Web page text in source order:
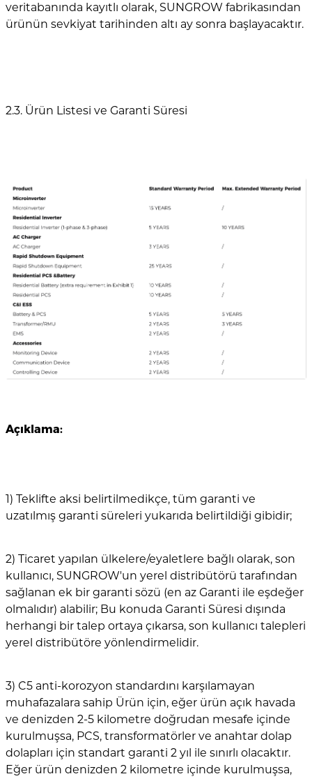
veritabanında kayıtlı olarak, SUNGROW fabrikasından
ürünün sevkiyat tarihinden altı ay sonra başlayacaktır.
2.3. Ürün Listesi ve Garanti Süresi
Açıklama:
1) Teklifte aksi belirtilmedikçe, tüm garanti ve
uzatılmış garanti süreleri yukarıda belirtildiği gibidir;
2) Ticaret yapılan ülkelere/eyaletlere bağlı olarak, son
kullanıcı, SUNGROW'un yerel distribütörü tarafından
sağlanan ek bir garanti sözü (en az Garanti ile eşdeğer
olmalıdır) alabilir; Bu konuda Garanti Süresi dışında
herhangi bir talep ortaya çıkarsa, son kullanıcı talepleri
yerel distribütöre yönlendirmelidir.
3) C5 anti-korozyon standardını karşılamayan
muhafazalara sahip Ürün için, eğer ürün açık havada
ve denizden 2-5 kilometre doğrudan mesafe içinde
kurulmuşsa, PCS, transformatörler ve anahtar dolap
dolapları için standart garanti 2 yıl ile sınırlı olacaktır.
Eğer ürün denizden 2 kilometre içinde kurulmuşsa,